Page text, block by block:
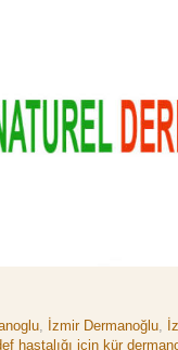
, İzmir Dermanoğlu,
hastalığı için kür